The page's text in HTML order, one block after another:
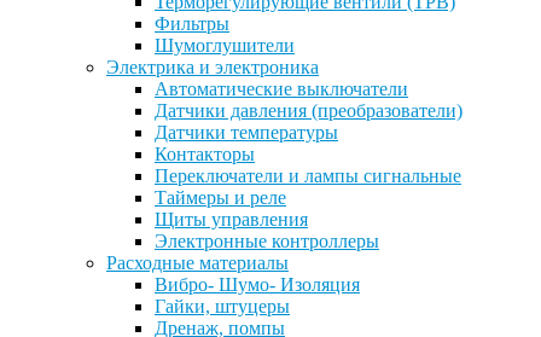
Фильтры
Шумоглушители
Электрика и электроника
Автоматические выключатели
Датчики давления (преобразователи)
Датчики температуры
Контакторы
Переключатели и лампы сигнальные
Таймеры и реле
Щиты управления
Электронные контроллеры
Расходные материалы
Вибро- Шумо- Изоляция
Гайки, штуцеры
Дренаж, помпы